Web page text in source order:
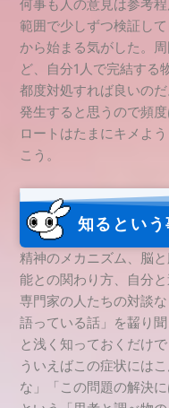
何事も人の意見は参考
範囲で少しずつ検証し
から始まる気がした。
ど、自分1人で完結する
都度対処すれば良いの
発生すると思うので頻
ロートはたまにキメよ
こう。
知るとい
精神のメカニズム、脳
能との関わり方、自分
専門家の人たちの対談
語っている話」を齧り
と浅く知っておくだけ
ういえばこの症状には
な」「この問題の解決